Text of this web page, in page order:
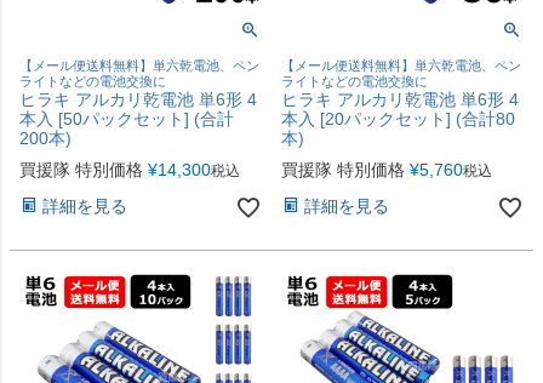
【メール便送料無料】単六乾電池、ペン
ライトなどの電池交換に
ヒラキ アルカリ乾電池 単6形 4
本入 [50パックセット] (合計
200本)
買援隊 特別価格 ¥14,300税込
詳細を見る
【メール便送料無料】単六乾電池、ペン
ライトなどの電池交換に
ヒラキ アルカリ乾電池 単6形 4
本入 [20パックセット] (合計80
本)
買援隊 特別価格 ¥5,760税込
詳細を見る